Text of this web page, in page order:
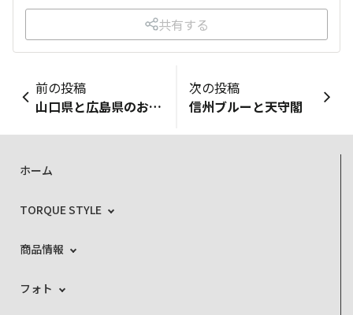
共有する
前の投稿
山口県と広島県のお正月飾りの違い
次の投稿
信州ブルーと天守閣
ホーム
TORQUE STYLE
商品情報
フォト